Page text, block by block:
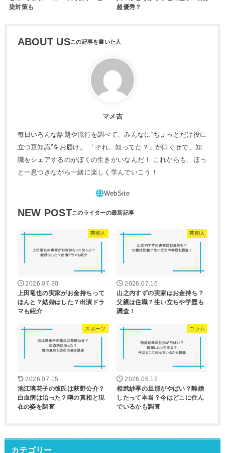
染対策も
超優秀？
ABOUT US
マメ吉
毎日いろんな話題や流行を調べて、みんなに“ちょっとだけ役に
立つ豆知識”をお届け。 「それ、知ってた？」が口ぐせで、知
識をシェアするのがぼくの生きがいなんだ！ これからも、ほっ
と一息つきながら一緒に楽しく学んでいこう！
NEW POST
芸能人
2026.07.30
上田竜也の実家がお金持ちって
ほんと？結婚はした？出演ドラ
マも紹介
芸能人
2026.07.16
山之内すずの実家はお金持ち？
父親は住職？生い立ちや学歴も
調査！
スポーツ
2026.07.15
池江璃花子の彼氏は萩野公介？
白血病は治った？噂の真相と現
在の姿を調査
コラム
2026.06.12
相武紗季の旦那がやばい？離婚
したって本当？今はどこに住ん
でいるかも調査
カテゴリー